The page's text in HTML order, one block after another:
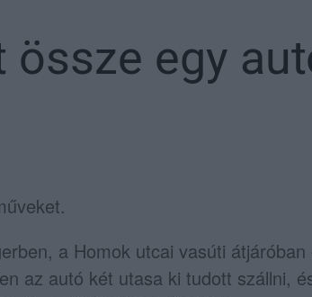
egy
a Homok utcai vasúti átjáróban
az autó két utasa ki tudott szállni,